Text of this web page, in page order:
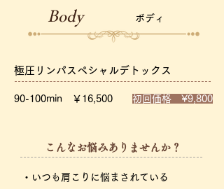
Body ボディ
極圧リンパスペシャルデトックス
90-100min ￥16,500 初回価格 ¥9,800
​こんなお悩みありませんか？
・いつも肩こりに悩まされている